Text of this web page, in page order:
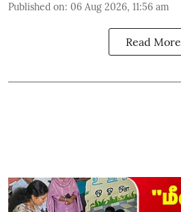
Published on: 06 Aug 2026, 11:56 am
Read More